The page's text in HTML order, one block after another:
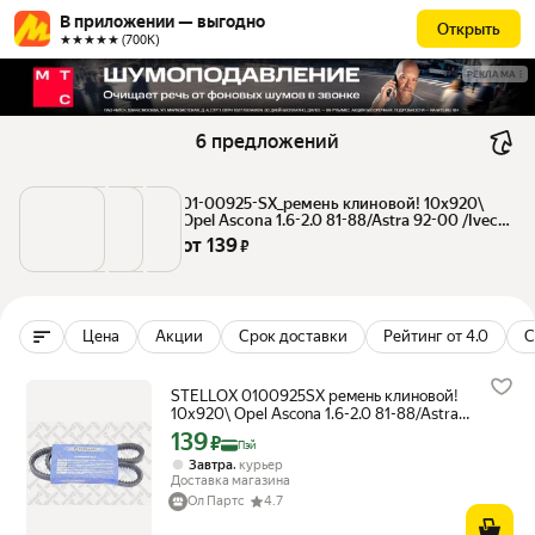
В приложении — выгодно
★★★★★ (700К)
Открыть
РЕКЛАМА
6 предложений
01-00925-SX_ремень клиновой! 10x920\
Opel Ascona 1.6-2.0 81-88/Astra 92-00 /Iveco
STELLOX 0100925SX | цена за 1 шт
от 139 ₽
Цена Акции Срок доставки Рейтинг от 4.0
STELLOX 0100925SX ремень клиновой!
10x920\ Opel Ascona 1.6-2.0 81-88/Astra
92-00 /Iveco
Цена с картой Яндекс Пэй 139 ₽ вместо
139₽ Пэй
Завтра, курьер
Доставка магазина
Ол Партс
4.7